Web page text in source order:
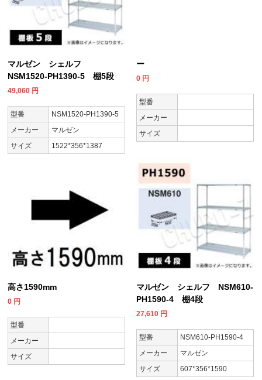
マルゼン シェルフ
NSM1520-PH1390-5 棚5段
49,060 円
型番
NSM1520-PH1390-5
メーカー
マルゼン
サイズ
1522*356*1387
ー
0 円
型番
メーカー
サイズ
高さ1590mm
0 円
型番
メーカー
サイズ
マルゼン シェルフ NSM610-
PH1590-4 棚4段
27,610 円
型番
NSM610-PH1590-4
メーカー
マルゼン
サイズ
607*356*1590